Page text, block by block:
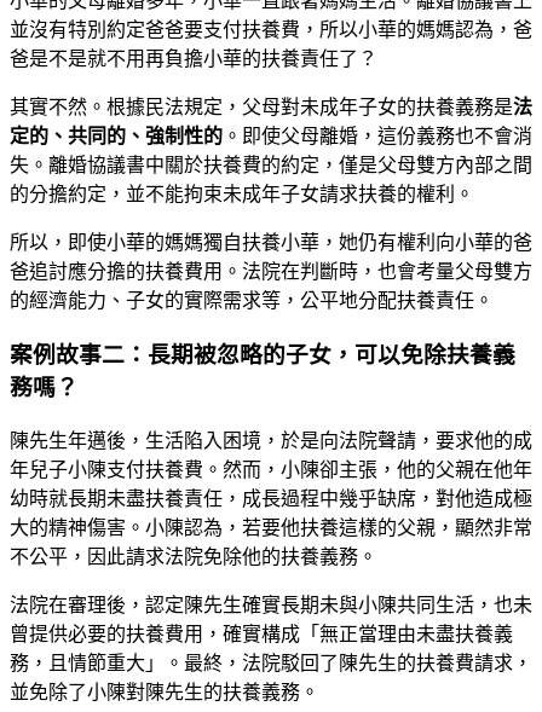
並沒有特別約定爸爸要支付扶養費，所以小華的媽媽認為，爸
爸是不是就不用再負擔小華的扶養責任了？
其實不然。根據民法規定，父母對未成年子女的扶養義務是法
定的、共同的、強制性的 。即使父母離婚，這份義務也不會消
失。離婚協議書中關於扶養費的約定，僅是父母雙方內部之間
的分擔約定，並不能拘束未成年子女請求扶養的權利。
所以，即使小華的媽媽獨自扶養小華，她仍有權利向小華的爸
爸追討應分擔的扶養費用。法院在判斷時，也會考量父母雙方
的經濟能力、子女的實際需求等，公平地分配扶養責任。
案例故事二：長期被忽略的子女，可以免除扶養義
務嗎？
陳先生年邁後，生活陷入困境，於是向法院聲請，要求他的成
年兒子小陳支付扶養費。然而，小陳卻主張，他的父親在他年
幼時就長期未盡扶養責任，成長過程中幾乎缺席，對他造成極
大的精神傷害。小陳認為，若要他扶養這樣的父親，顯然非常
不公平，因此請求法院免除他的扶養義務。
法院在審理後，認定陳先生確實長期未與小陳共同生活，也未
曾提供必要的扶養費用，確實構成「無正當理由未盡扶養義
務，且情節重大」。最終，法院駁回了陳先生的扶養費請求，
並免除了小陳對陳先生的扶養義務。